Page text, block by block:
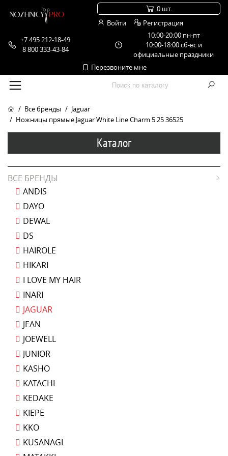
+7 495 212-18-49
8 800 333-43-84
10:00-20:00 пн-пт
10:00-18:00 сб-вс и
официальные праздники
Перезвоните мне
0 шт.
Войти
Регистрация
Все бренды
Jaguar
Ножницы прямые Jaguar White Line Charm 5.25 36525
Каталог
ВСЕ БРЕНДЫ
ANDIS
DAYO
DEWAL
DS
HAIROLE
HIKARI
I LOVE MY HAIR
INARI
JAGUAR
JEAN
JOEWELL
JUNIOR
KASHO
KATACHI
KEDAKE
KIEPE
KKO
KUSANAGI